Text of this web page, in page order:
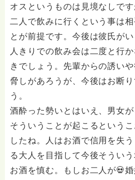
オスというものは見境なしで
二人で飲みに行くという事は
とが前提です。今後は彼氏が
人きりでの飲み会は二度と行
きでしょう。先輩からの誘い
脅しがあろうが、今後はお断
う。
酒酔った勢いとはいえ、男女
そういうことが起こるという
したね。人はお酒で信用を失
る大人を目指して今後そういう
お酒を慎む。もしお二人が💀